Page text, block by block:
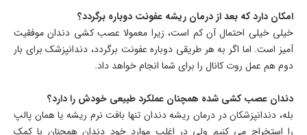
امکان دارد که بعد از درمان ریشه عفونت دوباره برگردد؟
خیلی خیلی احتمال آن کم است، زیرا معمولا عصب کشی دندان موفقیت
آمیز است. اما اگر به هر طریقی دوباره عفونت برگردد، دندانپزشک برای بار
دوم هم عمل روت کانال را برای شما انجام خواهد داد.
دندان عصب کشی شده همچنان عملکرد طبیعی خودش را دارد؟
بله، دندانپزشکان در درمان ریشه دندان تنها بافت نرم ریشه یا همان پالپ
را استخراج می کنیم ولی در اغلب موارد خود دندان همچنان با کمک